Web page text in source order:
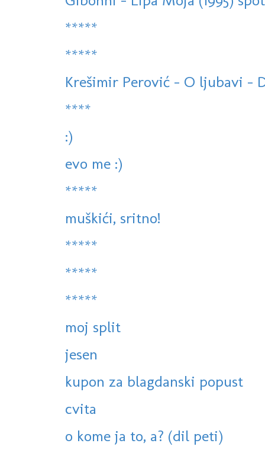
*****
*****
Krešimir Perović - O ljubavi -
****
:)
evo me :)
*****
muškići, sritno!
*****
*****
*****
moj split
jesen
kupon za blagdanski popust
cvita
o kome ja to, a? (dil peti)